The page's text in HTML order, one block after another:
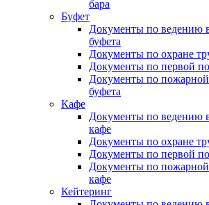
бара
Буфет
Документы по ведению
буфета
Документы по охране
Документы по первой
Документы по пожарной
буфета
Кафе
Документы по ведению
кафе
Документы по охране
Документы по первой
Документы по пожарной
кафе
Кейтеринг